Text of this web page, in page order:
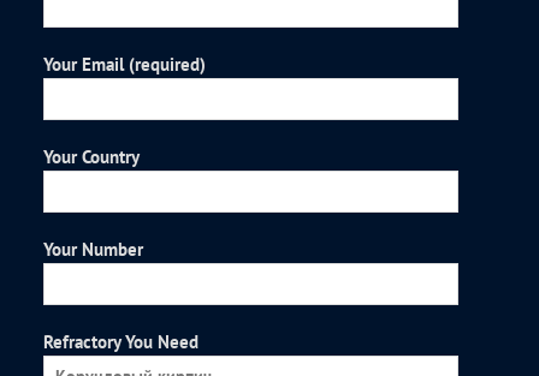
Your Email (required)
Your Country
Your Number
Refractory You Need